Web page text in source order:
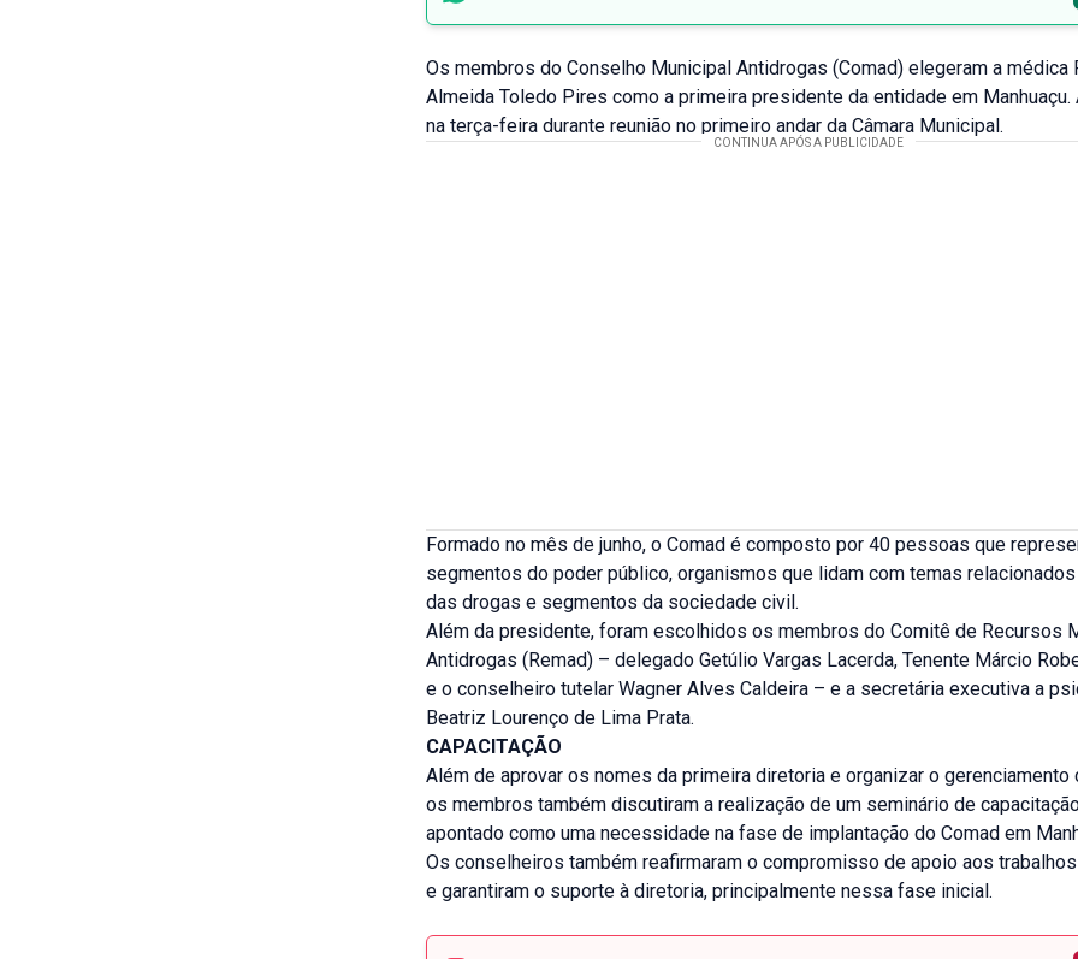
Os membros do Conselho Municipal Antidrogas (Comad) elegeram a médica
Almeida Toledo Pires como a primeira presidente da entidade em
na terça-feira durante reunião no primeiro andar da Câmara Municipal.
Formado no mês de junho, o Comad é composto por 40 pessoas que
segmentos do poder público, organismos que lidam com temas
das drogas e segmentos da sociedade civil.
Além da presidente, foram escolhidos os membros do Comitê de Recursos
Antidrogas (Remad) – delegado Getúlio Vargas Lacerda, Tenente Márcio
e o conselheiro tutelar Wagner Alves Caldeira – e a secretária executiva a
Beatriz Lourenço de Lima Prata.
CAPACITAÇÃO
Além de aprovar os nomes da primeira diretoria e organizar o gerenciamento
os membros também discutiram a realização de um seminário de
apontado como uma necessidade na fase de implantação do Comad em
Os conselheiros também reafirmaram o compromisso de apoio aos
e garantiram o suporte à diretoria, principalmente nessa fase inicial.